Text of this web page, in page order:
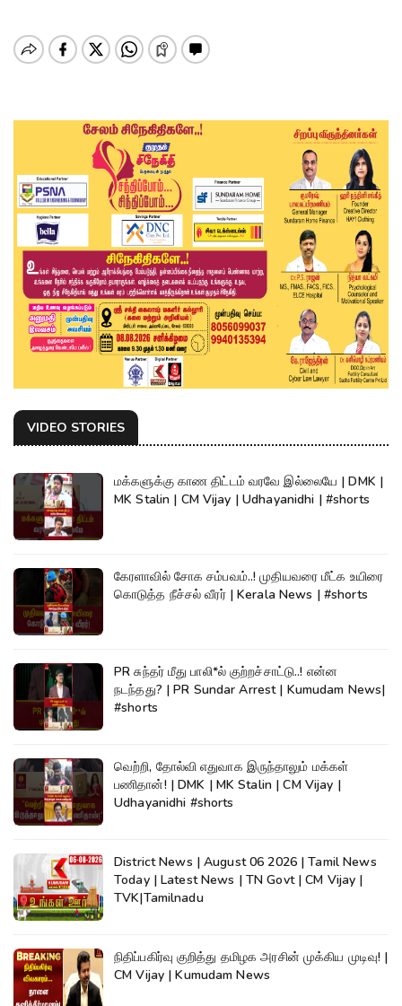
VIDEO STORIES
மக்களுக்கு காண திட்டம் வரவே இல்லையே | DMK |
MK Stalin | CM Vijay | Udhayanidhi | #shorts
கேரளாவில் சோக சம்பவம்..! முதியவரை மீட்க உயிரை
கொடுத்த நீச்சல் வீரர் | Kerala News | #shorts
PR சுந்தர் மீது பாலி*ல் குற்றச்சாட்டு..! என்ன
நடந்தது? | PR Sundar Arrest | Kumudam News|
#shorts
வெற்றி, தோல்வி எதுவாக இருந்தாலும் மக்கள்
பணிதான்! | DMK | MK Stalin | CM Vijay |
Udhayanidhi #shorts
District News | August 06 2026 | Tamil News
Today | Latest News | TN Govt | CM Vijay |
TVK|Tamilnadu
நிதிப்பகிர்வு குறித்து தமிழக அரசின் முக்கிய முடிவு! |
CM Vijay | Kumudam News